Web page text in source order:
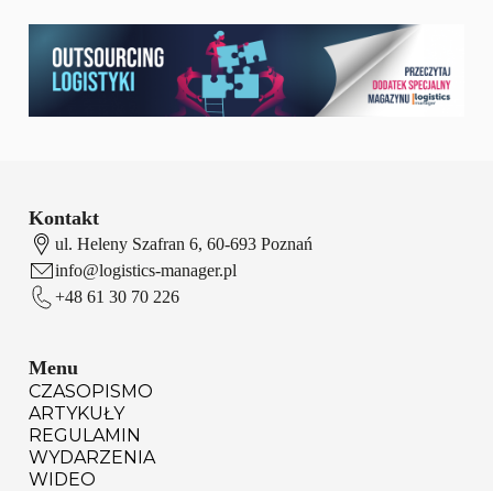
Kontakt
ul. Heleny Szafran 6, 60-693 Poznań
info@logistics-manager.pl
+48 61 30 70 226
Menu
CZASOPISMO
ARTYKUŁY
REGULAMIN
WYDARZENIA
WIDEO